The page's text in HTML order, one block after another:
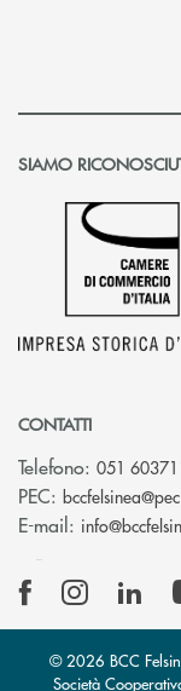
SIAMO
CONTATTI
Telefono: 051
PEC:
E-mail:
© 2026 BCC
Società